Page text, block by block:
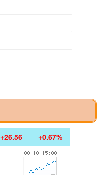
+26.56 +0.67%